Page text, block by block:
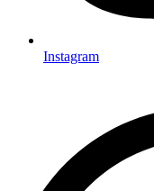
Instagram